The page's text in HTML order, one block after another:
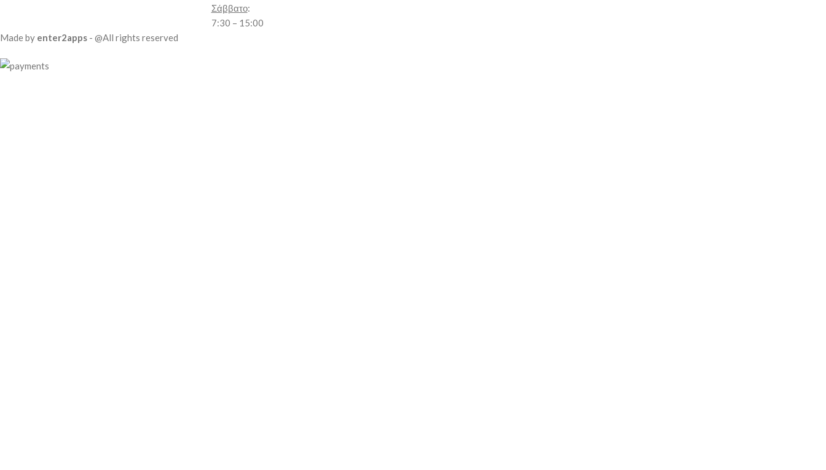
Σάββατο:
7:30 – 15:00
Made by enter2apps - @All rights reserved